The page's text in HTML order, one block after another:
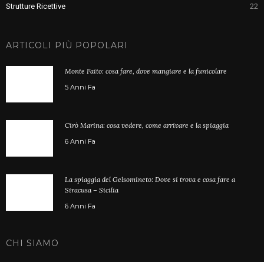
Strutture Ricettive 22
ARTICOLI PIÙ POPOLARI
Monte Faito: cosa fare, dove mangiare e la funicolare
5 Anni Fa
Cirò Marina: cosa vedere, come arrivare e la spiaggia
6 Anni Fa
La spiaggia del Gelsomineto: Dove si trova e cosa fare a
Siracusa – Sicilia
6 Anni Fa
CHI SIAMO